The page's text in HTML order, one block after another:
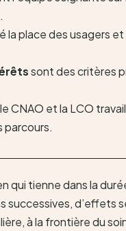
la place des usagers
sont des critères
CNAO et la LCO
parcours.
tienne dans la
successives, d’effets
à la frontière du